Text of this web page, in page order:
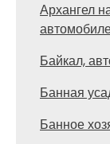
Архангел
Байкал,
Банная
Банное